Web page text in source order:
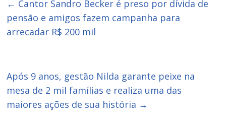
← Cantor Sandro Becker é preso por dívida de
pensão e amigos fazem campanha para
arrecadar R$ 200 mil
Após 9 anos, gestão Nilda garante peixe na
mesa de 2 mil famílias e realiza uma das
maiores ações de sua história →